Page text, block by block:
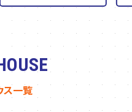
ス一覧